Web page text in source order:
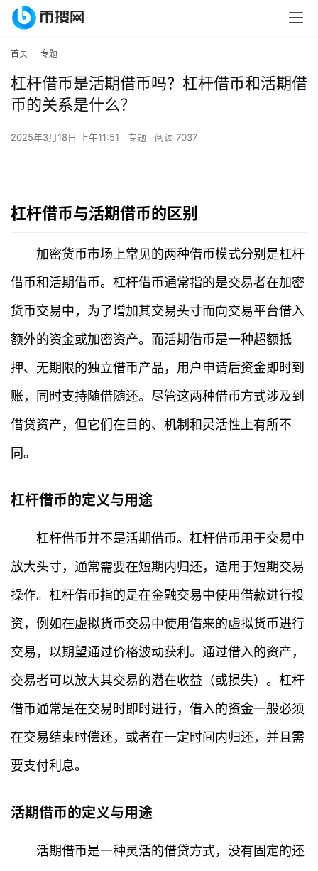
首页 专题
杠杆借币是活期借币吗？杠杆借币和活期借
币的关系是什么？
2025年3月18日 上午11:51 专题 阅读 7037
杠杆借币与活期借币的区别
加密货币市场上常见的两种借币模式分别是杠杆
借币和活期借币。杠杆借币通常指的是交易者在加密
货币交易中，为了增加其交易头寸而向交易平台借入
额外的资金或加密资产。而活期借币是一种超额抵
押、无期限的独立借币产品，用户申请后资金即时到
账，同时支持随借随还。尽管这两种借币方式涉及到
借贷资产，但它们在目的、机制和灵活性上有所不
同。
杠杆借币的定义与用途
杠杆借币并不是活期借币。杠杆借币用于交易中
放大头寸，通常需要在短期内归还，适用于短期交易
操作。杠杆借币指的是在金融交易中使用借款进行投
资，例如在虚拟货币交易中使用借来的虚拟货币进行
交易，以期望通过价格波动获利。通过借入的资产，
交易者可以放大其交易的潜在收益（或损失）。杠杆
借币通常是在交易时即时进行，借入的资金一般必须
在交易结束时偿还，或者在一定时间内归还，并且需
要支付利息。
活期借币的定义与用途
活期借币是一种灵活的借贷方式，没有固定的还